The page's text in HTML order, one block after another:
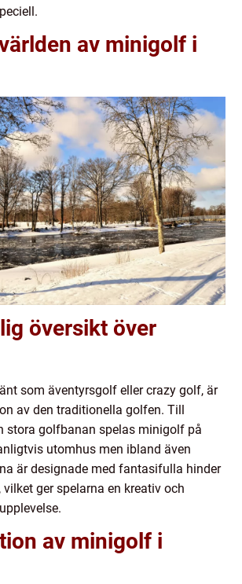
av minigolf i
översikt över
som äventyrsgolf eller crazy golf, är
av den traditionella golfen. Till
stora golfbanan spelas minigolf på
utomhus men ibland även
är designade med fantasifulla hinder
ger spelarna en kreativ och
av minigolf i